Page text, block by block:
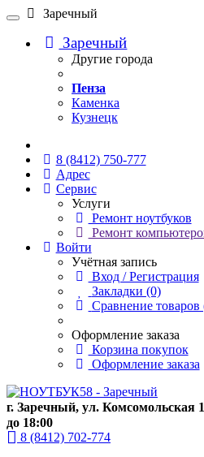
Заречный
Заречный
Другие города
Пенза
Каменка
Кузнецк
8 (8412) 750-777
Адрес
Сервис
Услуги
Ремонт ноутбуков
Ремонт
Войти
Учётная запись
Вход / Регистрация
Закладки (0)
Сравнение товаров
Оформление заказа
Корзина покупок
Оформление заказа
г. Заречный, ул. Комсомольская
до 18:00
8 (8412) 702-774